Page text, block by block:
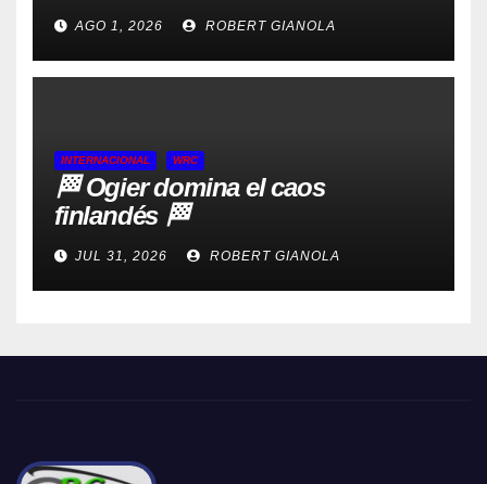
AGO 1, 2026 ROBERT GIANOLA
INTERNACIONAL WRC
🏁 Ogier domina el caos
finlandés 🏁
JUL 31, 2026 ROBERT GIANOLA